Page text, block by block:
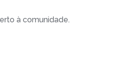
à comunidade.